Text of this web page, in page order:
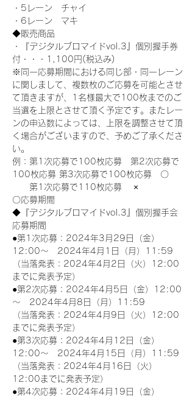
・5レーン　チャイ
・6レーン　マキ
◆販売商品
・『デジタルブロマイドvol.3』個別握手券
付・・・1,100円(税込み)
※同一応募期間における同じ部・同一レーン
に関しまして、複数枚のご応募を可能とさせ
て頂きますが、1名様最大で100枚までのご
当選を上限とさせて頂く予定です。またレー
ンの申込数によっては、上限を調整させて頂
く場合がございますので、予めご了承くださ
い。
例：第1次応募で100枚応募　第2次応募で
100枚応募 第3次応募で100枚応募　〇
第1次応募で110枚応募　 ×
〇応募期間
◆『デジタルブロマイドvol.3』個別握手会
応募期間
●第1次応募：2024年3月29日（金）
12:00～　2024年4月1日（月）11:59
（当落発表：2024年4月2日（火）12:00
までに発表予定）
●第2次応募：2024年4月5日（金）12:00
～　2024年4月8日（月）11:59
（当落発表：2024年4月9日（火）12:00
までに発表予定）
●第3次応募：2024年4月12日（金）
12:00～　2024年4月15日（月）11:59
（当落発表：2024年4月16日（火）
12:00までに発表予定）
●第4次応募：2024年4月19日（金）